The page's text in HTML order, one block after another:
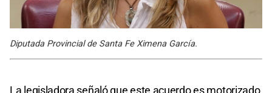
Diputada Provincial de Santa Fe Ximena García.
La legisladora señaló que este acuerdo es motorizado